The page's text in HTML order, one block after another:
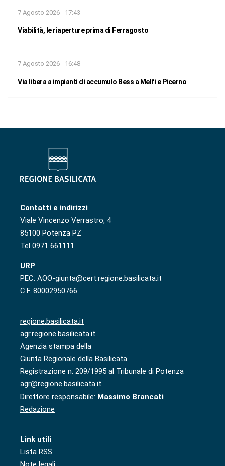
7 Agosto 2026 - 17:43
Viabilità, le riaperture prima di Ferragosto
7 Agosto 2026 - 16:48
Via libera a impianti di accumulo Bess a Melfi e Picerno
Contatti e indirizzi
Viale Vincenzo Verrastro, 4
85100 Potenza PZ
Tel 0971 661111
URP
PEC: AOO-giunta@cert.regione.basilicata.it
C.F. 80002950766
regione.basilicata.it
agr.regione.basilicata.it
Agenzia stampa della
Giunta Regionale della Basilicata
Registrazione n. 209/1995 al Tribunale di Potenza
agr@regione.basilicata.it
Direttore responsabile: Massimo Brancati
Redazione
Link utili
Lista RSS